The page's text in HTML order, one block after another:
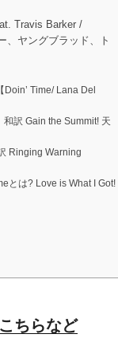
Travis Barker /
、ヤングブラッド、ト
Time/ Lana Del
訳 Gain the Summit! 天
Ringing Warning
とは? Love is What I Got!
ちらなど